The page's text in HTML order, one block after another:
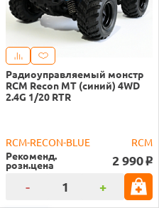
Радиоуправляемый монстр
RCM Recon MT (синий) 4WD
2.4G 1/20 RTR
RCM-RECON-BLUE
RCM
Рекоменд.
розн.цена 2 990 o
- +